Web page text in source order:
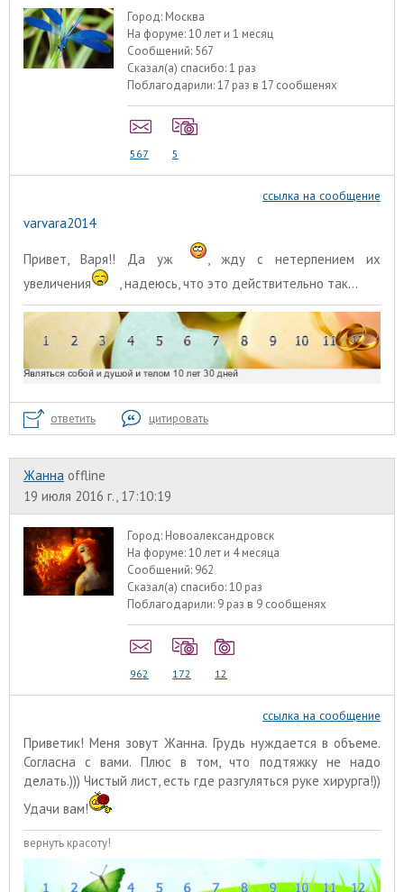
Город: Москва
На форуме:10 лет и 1 месяц
Сообщений: 567
Сказал(а) спасибо:1 раз
Поблагодарили:17 раз в 17 сообщенях
567 5
ссылка на сообщение
varvara2014
Привет, Варя!! Да уж
, жду с нетерпением их
увеличения
, надеюсь, что это действительно так...
ответить цитировать
Жанна offline
19 июля 2016 г., 17:10:19
Город: Новоалександровск
На форуме:10 лет и 4 месяца
Сообщений: 962
Сказал(а) спасибо:10 раз
Поблагодарили: 9 раз в 9 сообщенях
962 172 12
ссылка на сообщение
Приветик! Меня зовут Жанна. Грудь нуждается в объеме.
Согласна с вами. Плюс в том, что подтяжку не надо
делать.))) Чистый лист, есть где разгуляться руке хирурга!))
Удачи вам!
вернуть красоту!